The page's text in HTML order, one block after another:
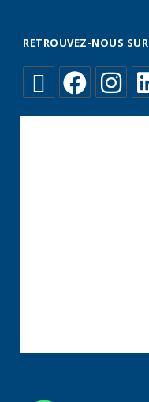
RETROUVEZ-NOUS SUR